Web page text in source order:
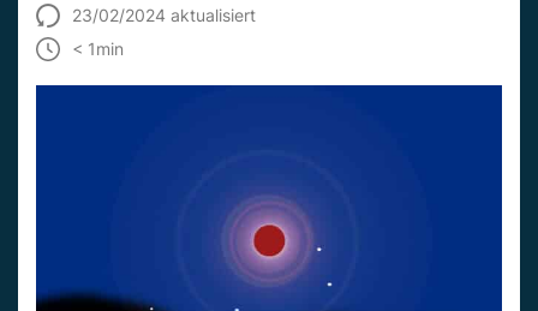
23/02/2024 aktualisiert
< 1min